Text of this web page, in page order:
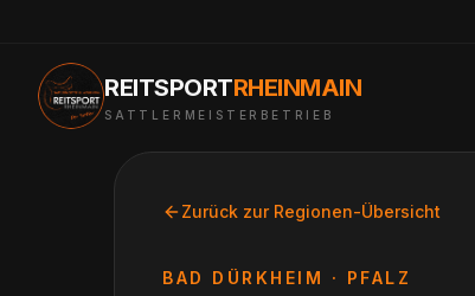
REITSPORTRHEINMAIN
SATTLERMEISTERBETRIEB
Zurück zur Regionen-Übersicht
BAD DÜRKHEIM · PFALZ